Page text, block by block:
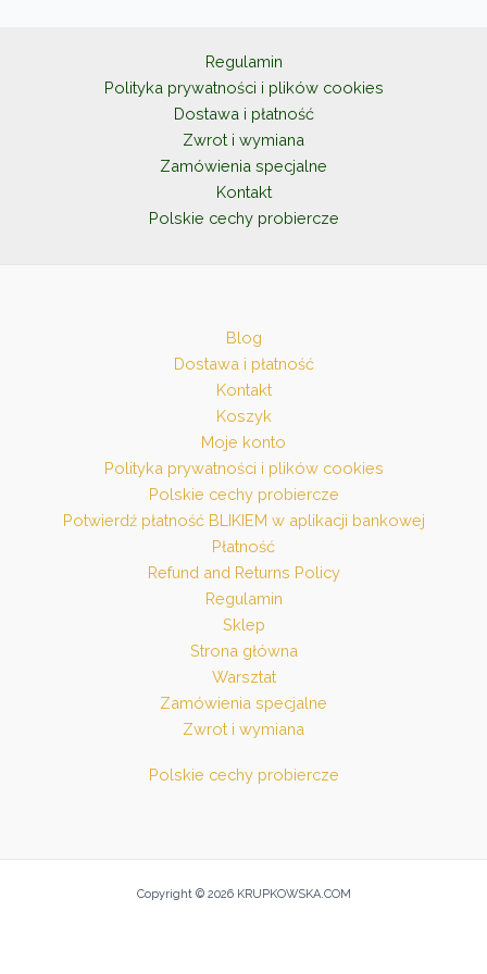
na
stronie
produktu
Regulamin
Polityka prywatności i plików cookies
Dostawa i płatność
Zwrot i wymiana
Zamówienia specjalne
Kontakt
Polskie cechy probiercze
Blog
Dostawa i płatność
Kontakt
Koszyk
Moje konto
Polityka prywatności i plików cookies
Polskie cechy probiercze
Potwierdź płatność BLIKIEM w aplikacji bankowej
Płatność
Refund and Returns Policy
Regulamin
Sklep
Strona główna
Warsztat
Zamówienia specjalne
Zwrot i wymiana
Polskie cechy probiercze
Copyright © 2026 KRUPKOWSKA.COM